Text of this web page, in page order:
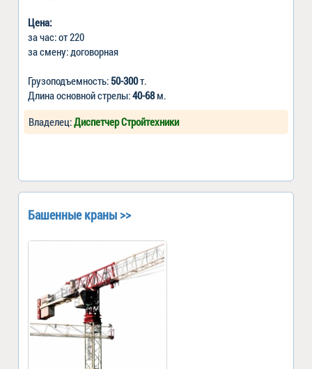
Цена:
за час: от 220
за смену: договорная
Грузоподъемность: 50-300т.
Длина основной стрелы:40-68м.
Владелец:Диспетчер Стройтехники
Башенные краны >>